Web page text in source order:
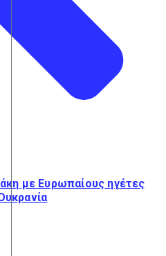
με Ευρωπαίους ηγέτες